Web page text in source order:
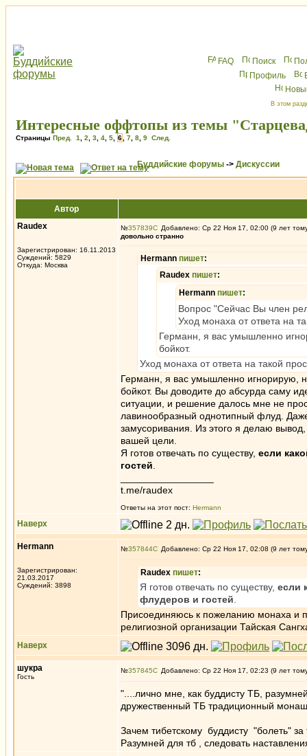
FAQ Поиск
Профиль
В этом
Интересные оффтопы из темы
Страницы Пред. 1 2 3 4 5 6 7 8 9 След.
Буддийские форумы -> Дискуссии
Автор
Raudex
Зарегистрирован: 16.11.2013
Суждений: 5829
Откуда: Москва
№357839
Добавлено: Ср 22 Ноя 17, 02:00 (9 лет
довольно странно
Hermann пишет:
Raudex пишет:
Hermann пишет:
Вопрос "Сейчас Вы член
Уход монаха от ответа на
Германн, я вас умышленно
бойкот.
Уход монаха от ответа на такой
Германн, я вас умышленно игнорирую,
бойкот. Вы доводите до абсурда саму
ситуации, и решение далось мне не
лавинообразный однотипный флуд.
замусоривания. Из этого я делаю
вашей цели.
Я готов отвечать по существу, если
гостей
t.me/raudex
Ответы на этот пост: Hermann
Наверх
Hermann
Зарегистрирован:
21.03.2017
Суждений: 3898
№357844 Добавлено: Ср 22 Ноя 17, 02:08 (9 лет
Raudex пишет:
Я готов отвечать по существу, если
флудеров и гостей
Присоединяюсь к пожеланию монаха и
религиозной организации Тайская
Наверх
шукра
Гость
№357845 Добавлено: Ср 22 Ноя 17, 02:23 (9 лет
"....лично мне, как буддисту ТБ,
дружественный ТБ традиционный
Зачем тибетскому буддисту "болеть"
Разумней для тб , следовать